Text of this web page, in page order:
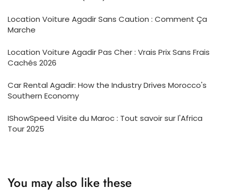
Location Voiture Agadir Sans Caution : Comment Ça
Marche
Location Voiture Agadir Pas Cher : Vrais Prix Sans Frais
Cachés 2026
Car Rental Agadir: How the Industry Drives Morocco's
Southern Economy
IShowSpeed Visite du Maroc : Tout savoir sur l'Africa
Tour 2025
You may also like these